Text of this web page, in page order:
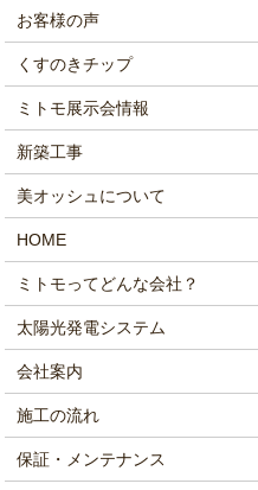
お客様の声
くすのきチップ
ミトモ展示会情報
新築工事
美オッシュについて
HOME
ミトモってどんな会社？
太陽光発電システム
会社案内
施工の流れ
保証・メンテナンス